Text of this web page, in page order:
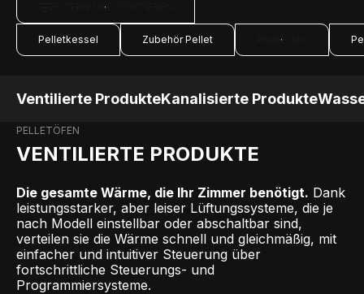
FILTERN UND SORTIEREN
Pelletkessel Zubehör Pellet Pelletöfen
Ventilierte ProdukteKanalisierte Produkte
PELLETÖFEN
VENTILIERTE PRODUKTE
Die gesamte Wärme, die Ihr Zimmer benötigt. Dank
leistungsstarker, aber leiser Lüftungssysteme, die je
nach Modell einstellbar oder abschaltbar sind,
verteilen sie die Wärme schnell und gleichmäßig, mit
einfacher und intuitiver Steuerung über
fortschrittliche Steuerungs- und
Programmiersysteme.